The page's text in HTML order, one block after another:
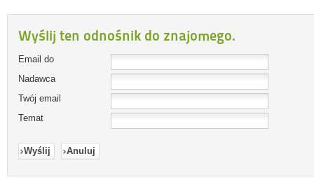
Wyślij ten odnośnik do znajomego.
Email do
Nadawca
Twój email
Temat
Wyślij Anuluj